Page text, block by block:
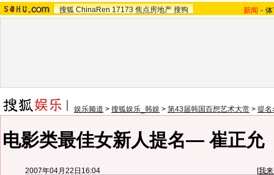
搜狐 ChinaRen 17173 焦点房地产 搜狗 新闻 -
娱乐频道 > 搜狐娱乐_韩娱 > 第43届韩国百想艺术大赏 > 提名
电影类最佳女新人提名— 崔正允
2007年04月22日16:04 [我